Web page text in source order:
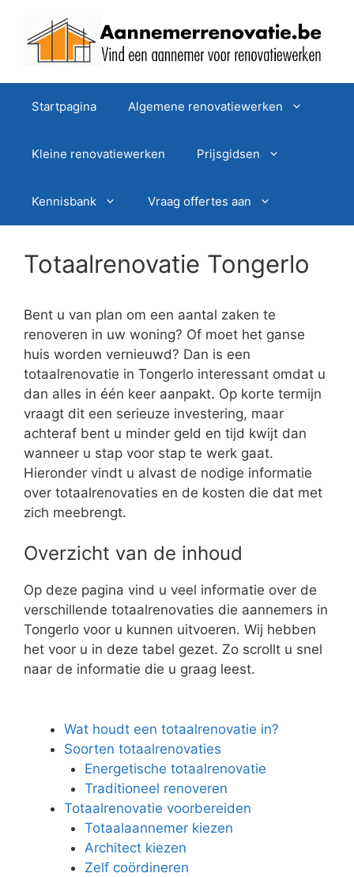
Startpagina Algemene renovatiewerken
Kleine renovatiewerken Prijsgidsen
Kennisbank Vraag offertes aan
Totaalrenovatie Tongerlo
Bent u van plan om een aantal zaken te
renoveren in uw woning? Of moet het ganse
huis worden vernieuwd? Dan is een
totaalrenovatie in Tongerlo interessant omdat u
dan alles in één keer aanpakt. Op korte termijn
vraagt dit een serieuze investering, maar
achteraf bent u minder geld en tijd kwijt dan
wanneer u stap voor stap te werk gaat.
Hieronder vindt u alvast de nodige informatie
over totaalrenovaties en de kosten die dat met
zich meebrengt.
Overzicht van de inhoud
Op deze pagina vind u veel informatie over de
verschillende totaalrenovaties die aannemers in
Tongerlo voor u kunnen uitvoeren. Wij hebben
het voor u in deze tabel gezet. Zo scrollt u snel
naar de informatie die u graag leest.
Wat houdt een totaalrenovatie in?
Soorten totaalrenovaties
Energetische totaalrenovatie
Traditioneel renoveren
Totaalrenovatie voorbereiden
Totaalaannemer kiezen
Architect kiezen
Zelf coördineren